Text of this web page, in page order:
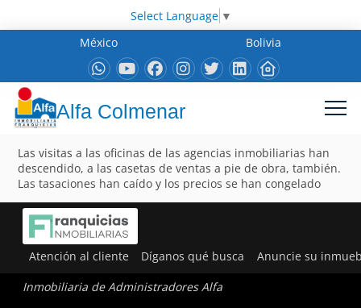
Select Language ▼
México
Bolivia
Alfa Colmenar
Las visitas a las oficinas de las agencias inmobiliarias han
descendido, a las casetas de ventas a pie de obra, también.
Las tasaciones han caído y los precios se han congelado
Atención al cliente Díganos qué busca Anuncie su
Inmobiliaria de Administradores Alfa